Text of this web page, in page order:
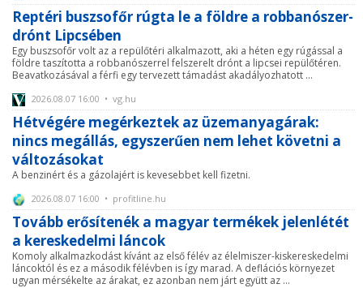
Reptéri buszsofőr rúgta le a földre a robbanószer-
drónt Lipcsében
Egy buszsofőr volt az a repülőtéri alkalmazott, aki a héten egy rúgással a
földre taszította a robbanószerrel felszerelt drónt a lipcsei repülőtéren.
Beavatkozásával a férfi egy tervezett támadást akadályozhatott ...
2026.08.07 16:00 • vg.hu
Hétvégére megérkeztek az üzemanyagárak:
nincs megállás, egyszerűen nem lehet követni a
változásokat
A benzinért és a gázolajért is kevesebbet kell fizetni.
2026.08.07 16:00 • profitline.hu
Tovább erősítenék a magyar termékek jelenlétét
a kereskedelmi láncok
Komoly alkalmazkodást kívánt az első félév az élelmiszer-kiskereskedelmi
láncoktól és ez a második félévben is így marad. A deflációs környezet
ugyan mérsékelte az árakat, ez azonban nem járt együtt az ...